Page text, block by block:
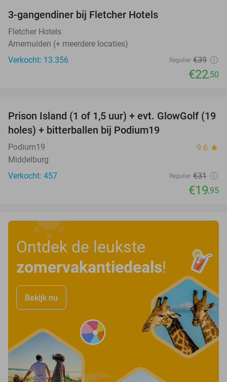
3-gangendiner bij Fletcher Hotels
Fletcher Hotels
Arnemuiden (+ meerdere locaties)
Verkocht: 13.356
Regulier €39
€22,50
36%
Prison Island (1 of 1,5 uur) + evt. GlowGolf (19
holes) + bitterballen bij Podium19
Podium19 9.6 star
Middelburg
Verkocht: 457
Regulier €31
€19,95
Ontdek de leukste
zomervakantiedeals!
Bekijk nu